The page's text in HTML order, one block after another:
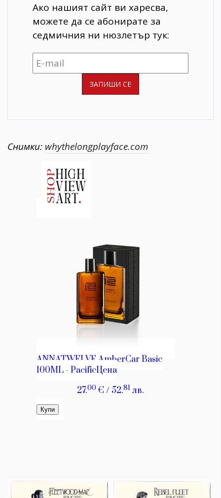
Ако нашият сайт ви харесва,
можете да се абонирате за
седмичния ни нюзлетър тук:
Снимки: whythelongplayface.com